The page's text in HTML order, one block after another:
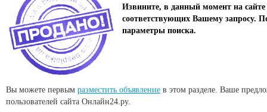
Извините, в данный момент на сайте
соответствующих Вашему запросу.
параметры поиска.
Вы можете первым разместить объявление в этом разделе. Ваше
пользователей сайта Онлайн24.ру.